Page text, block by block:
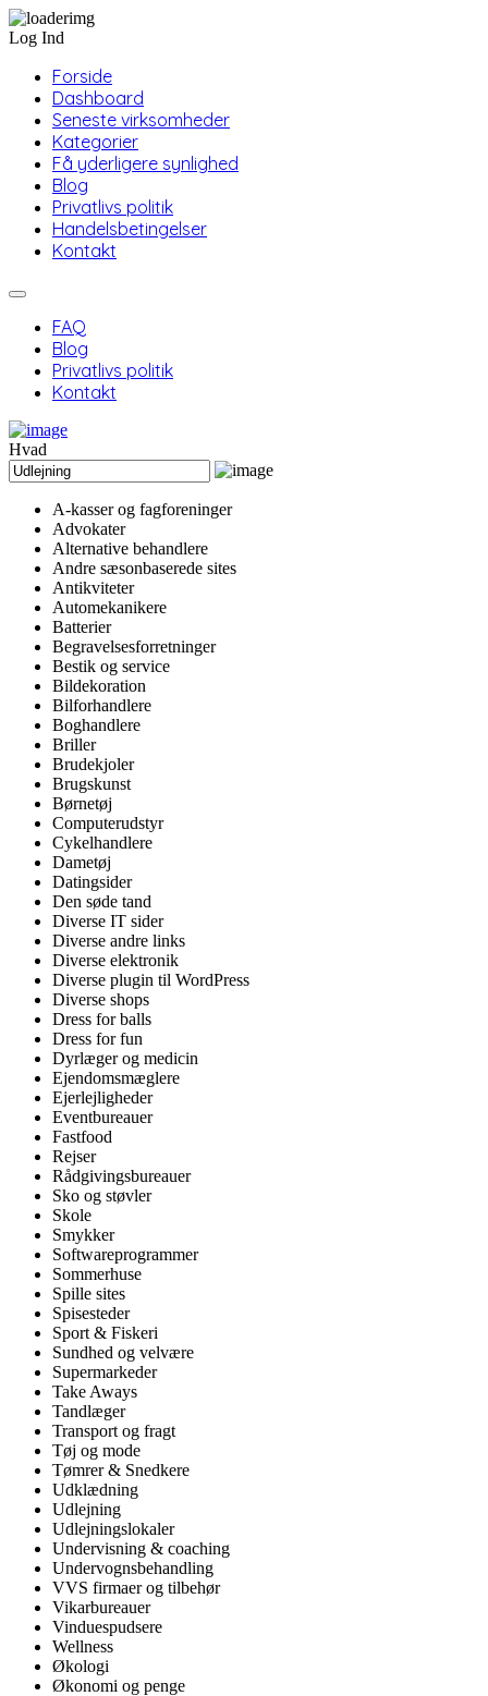
Log Ind
Forside
Dashboard
Seneste virksomheder
Kategorier
Få yderligere synlighed
Blog
Privatlivs politik
Handelsbetingelser
Kontakt
FAQ
Blog
Privatlivs politik
Kontakt
Hvad
A-kasser og fagforeninger
Advokater
Alternative behandlere
Andre sæsonbaserede sites
Antikviteter
Automekanikere
Batterier
Begravelsesforretninger
Bestik og service
Bildekoration
Bilforhandlere
Boghandlere
Briller
Brudekjoler
Brugskunst
Børnetøj
Computerudstyr
Cykelhandlere
Dametøj
Datingsider
Den søde tand
Diverse IT sider
Diverse andre links
Diverse elektronik
Diverse plugin til WordPress
Diverse shops
Dress for balls
Dress for fun
Dyrlæger og medicin
Ejendomsmæglere
Ejerlejligheder
Eventbureauer
Fastfood
Rejser
Rådgivingsbureauer
Sko og støvler
Skole
Smykker
Softwareprogrammer
Sommerhuse
Spille sites
Spisesteder
Sport & Fiskeri
Sundhed og velvære
Supermarkeder
Take Aways
Tandlæger
Transport og fragt
Tøj og mode
Tømrer & Snedkere
Udklædning
Udlejning
Udlejningslokaler
Undervisning & coaching
Undervognsbehandling
VVS firmaer og tilbehør
Vikarbureauer
Vinduespudsere
Wellness
Økologi
Økonomi og penge